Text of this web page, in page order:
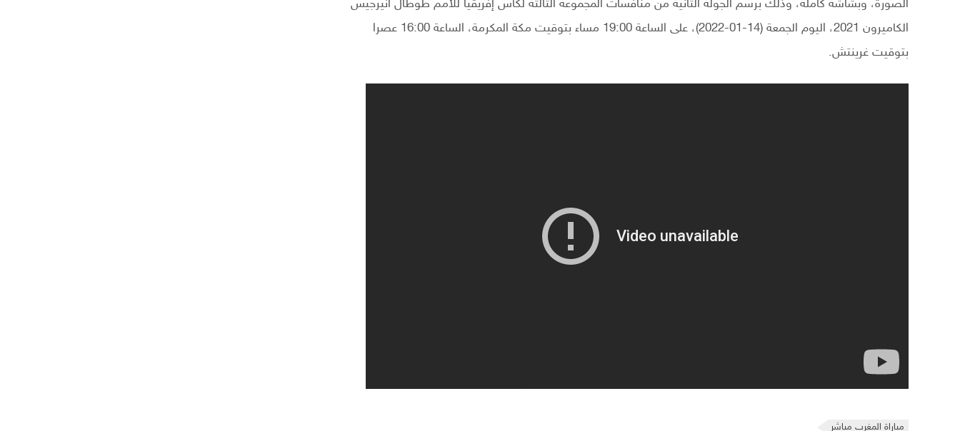
الصورة، وبشاشة كاملة، وذلك برسم الجولة الثانية من منافسات المجموعة الثالثة لكأس إفريقيا للأمم طوطال انيرجيس
الكاميرون 2021، اليوم الجمعة (14-01-2022)، على الساعة 19:00 مساء بتوقيت مكة المكرمة، الساعة 16:00 عصرا
بتوقيت غرينتش.
مباراة المغرب مباشر